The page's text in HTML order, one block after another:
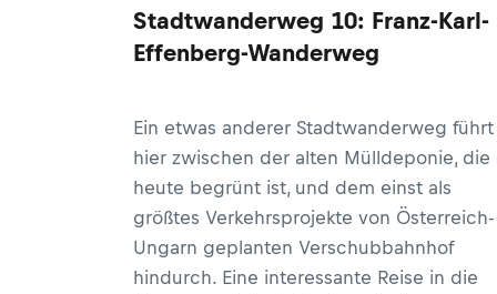
Stadtwanderweg 10: Franz-Karl-
Effenberg-Wanderweg
Ein etwas anderer Stadtwanderweg führt
hier zwischen der alten Mülldeponie, die
heute begrünt ist, und dem einst als
größtes Verkehrsprojekte von Österreich-
Ungarn geplanten Verschubbahnhof
hindurch. Eine interessante Reise in die